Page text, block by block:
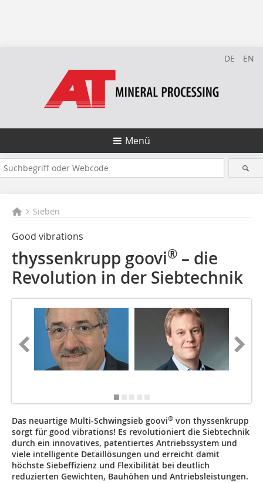
DE EN
Menü
Sieben
Good vibrations
thyssenkrupp goovi® – die
Revolution in der Siebtechnik
Das neuartige Multi-Schwingsieb goovi® von thyssenkrupp
sorgt für good vibrations! Es revolutioniert die Siebtechnik
durch ein innovatives, patentiertes Antriebssystem und
viele intelligente Detaillösungen und erreicht damit
höchste Siebeffizienz und Flexibilität bei deutlich
reduzierten Gewichten, Bauhöhen und Antriebsleistungen.